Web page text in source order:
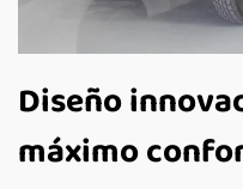
Diseño
máximo